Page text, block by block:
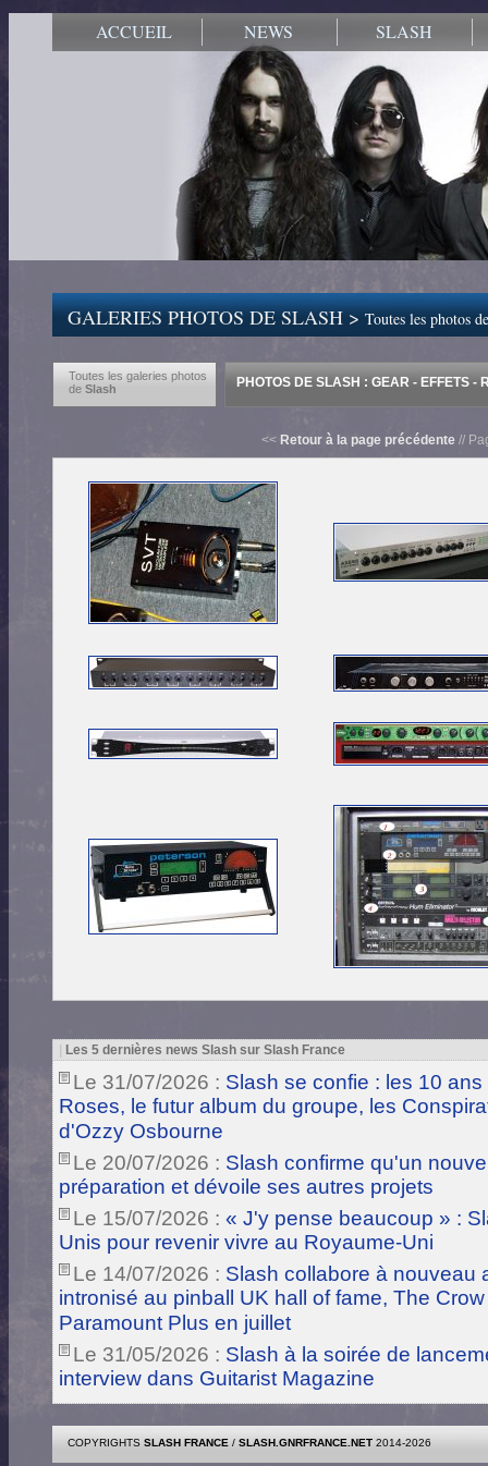
ACCUEIL NEWS SLASH
GALERIES PHOTOS DE SLASH >Toutes les photos
Toutes les galeries photos
de Slash PHOTOS DE SLASH : GEAR - EFFETS -
<< Retour à la page précédente //
Les 5 dernières news Slash sur Slash France
Le 31/07/2026 : Slash se confie : les 10
Roses, le futur album du groupe, les
d'Ozzy Osbourne
Le 20/07/2026 : Slash confirme qu'un
préparation et dévoile ses autres projets
Le 15/07/2026 : « J'y pense beaucoup » :
Unis pour revenir vivre au Royaume-Uni
Le 14/07/2026 : Slash collabore à nouveau
intronisé au pinball UK hall of fame, The
Paramount Plus en juillet
Le 31/05/2026 : Slash à la soirée de
interview dans Guitarist Magazine
COPYRIGHTS SLASH FRANCE / SLASH.GNRFRANCE.NET 2014-2026